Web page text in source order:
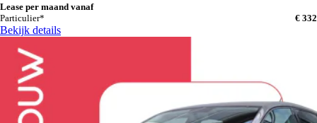
Lease per maand vanaf
Particulier*
€ 332
Bekijk details